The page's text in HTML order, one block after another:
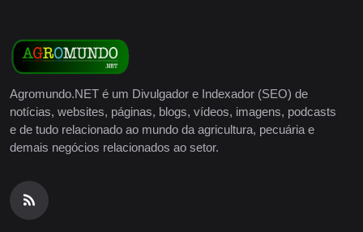
Agromundo.NET é um Divulgador e Indexador (SEO) de
notícias, websites, páginas, blogs, vídeos, imagens, podcasts
e de tudo relacionado ao mundo da agricultura, pecuária e
demais negócios relacionados ao setor.